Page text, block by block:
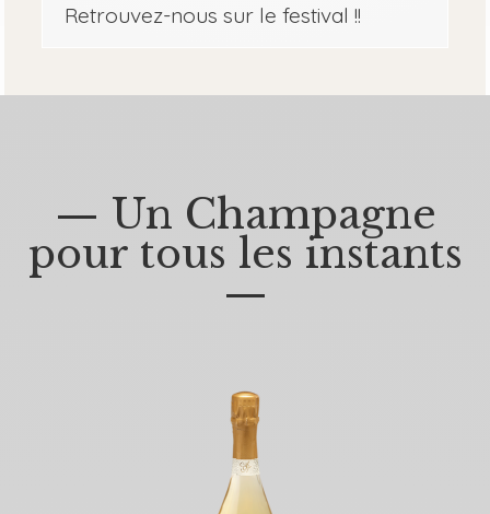
Retrouvez-nous sur le festival !!
— Un Champagne
pour tous les instants
—